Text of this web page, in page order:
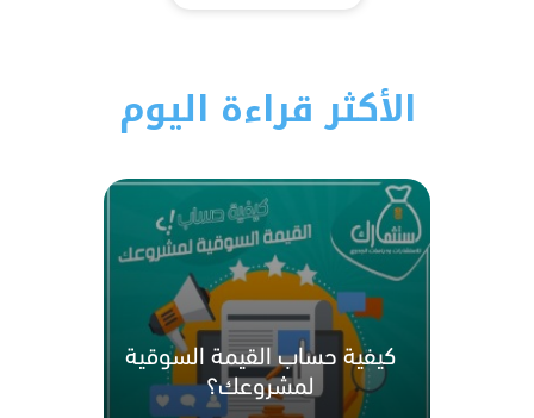
الأكثر قراءة اليوم
كيفية حساب القيمة السوقية
لمشروعك؟